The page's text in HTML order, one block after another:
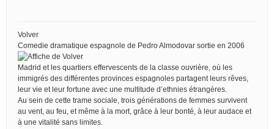
Volver
Comedie dramatique espagnole de Pedro Almodovar sortie en 2006
Madrid et les quartiers effervescents de la classe ouvrière, où les
immigrés des différentes provinces espagnoles partagent leurs rêves,
leur vie et leur fortune avec une multitude d’ethnies étrangères.
Au sein de cette trame sociale, trois générations de femmes survivent
au vent, au feu, et même à la mort, grâce à leur bonté, à leur audace et
à une vitalité sans limites.